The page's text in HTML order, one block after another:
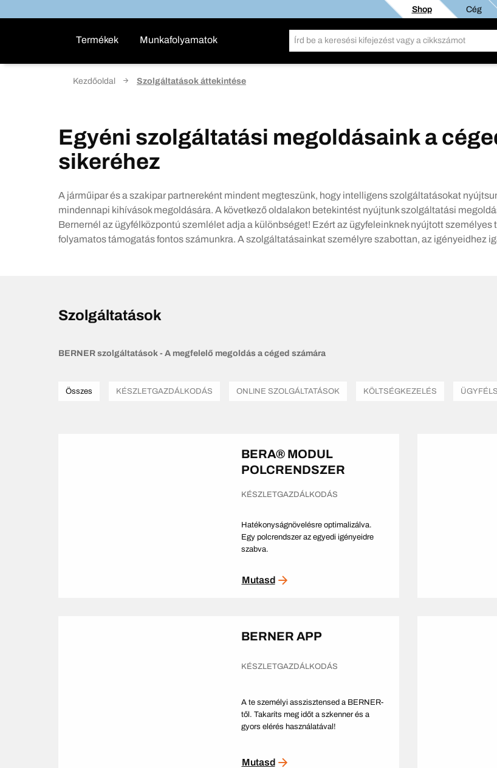
Shop Cég
Termékek Munkafolyamatok
Kezdőoldal Szolgáltatások áttekintése
Egyéni szolgáltatási megoldásaink a
sikeréhez
A járműipar és a szakipar partnereként mindent megteszünk, hogy intelligens szolgáltatásokat
mindennapi kihívások megoldására. A következő oldalakon betekintést nyújtunk szolgáltatási
Bernernél az ügyfélközpontú szemlélet adja a különbséget! Ezért az ügyfeleinknek nyújtott személyes
folyamatos támogatás fontos számunkra. A szolgáltatásainkat személyre szabottan, az igényeidhez
Szolgáltatások
BERNER szolgáltatások - A megfelelő megoldás a céged számára
Összes KÉSZLETGAZDÁLKODÁS ONLINE SZOLGÁLTATÁSOK KÖLTSÉGKEZELÉS
BERA® MODUL
POLCRENDSZER
KÉSZLETGAZDÁLKODÁS
Hatékonyságnövelésre optimalizálva.
Egy polcrendszer az egyedi igényeidre
szabva.
Mutasd
BERNER APP
KÉSZLETGAZDÁLKODÁS
A te személyi asszisztensed a BERNER-
től. Takaríts meg időt a szkenner és a
gyors elérés használatával!
Mutasd